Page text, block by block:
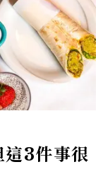
3件事很